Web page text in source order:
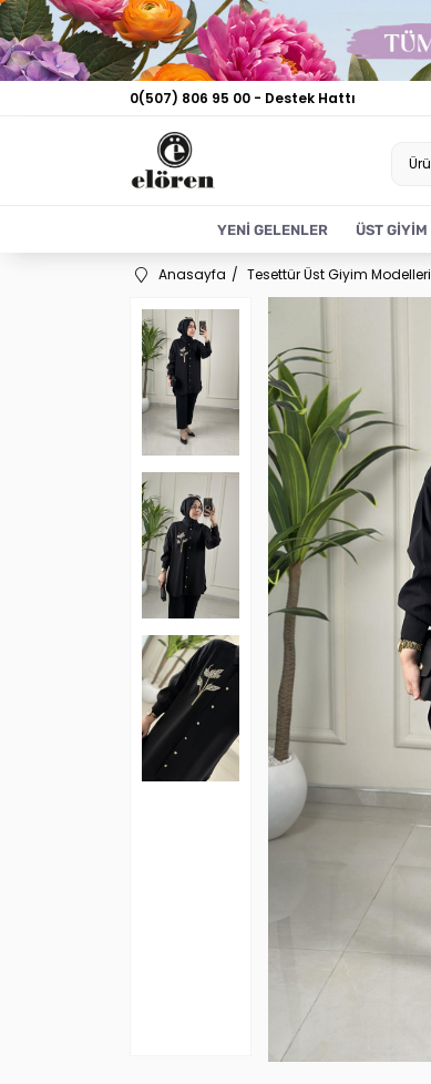
0(507) 806 95 00 - Destek Hattı
YENİ GELENLER ÜST GİYİM
Anasayfa Tesettür Üst Giyim Modelleri